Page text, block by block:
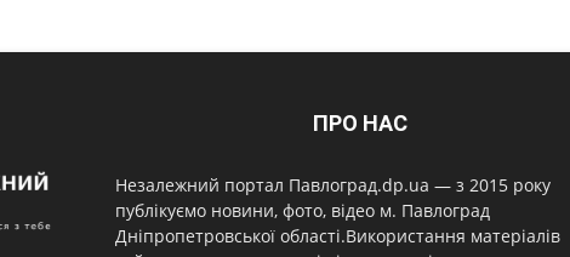
ПРО НАС
Незалежний портал Павлоград.dp.ua — з 2015 року
публікуємо новини, фото, відео м. Павлоград
Дніпропетровської області.Використання матеріалів